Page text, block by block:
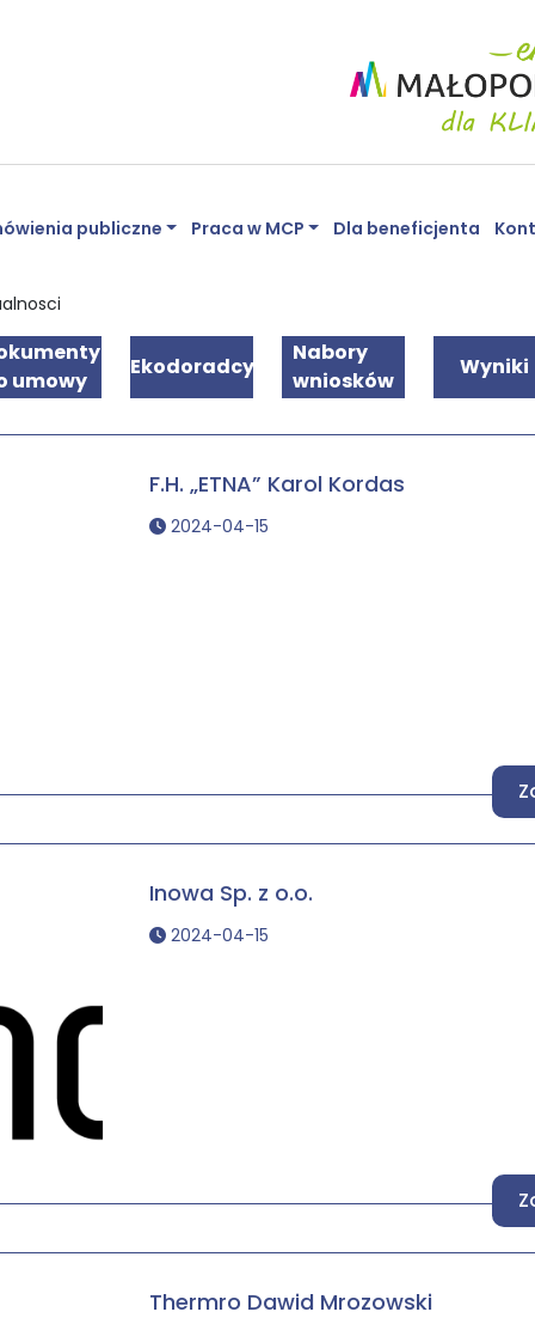
publiczne Praca w MCP Dla beneficjenta
umowy
Ekodoradcy
Nabory
wniosków
Wyniki
F.H. „ETNA” Karol Kordas
2024-04-15
Inowa Sp. z o.o.
2024-04-15
Thermro Dawid Mrozowski